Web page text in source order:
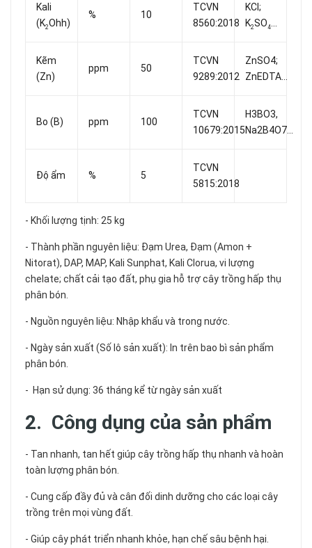
Kali
(K2Ohh)
% 10
TCVN
8560:2018
KCl;
K2SO4
Kẽm
(Zn)
ppm 50
TCVN
9289:2012
ZnSO4;
ZnEDTA...
Bo (B) ppm 100
TCVN
10679:2015
H3BO3,
Na2B4O7...
Độ ẩm % 5
TCVN
5815:2018
- Khối lượng tịnh: 25 kg
- Thành phần nguyên liệu: Đạm Urea, Đạm (Amon +
Nitorat), DAP, MAP, Kali Sunphat, Kali Clorua, vi lượng
chelate; chất cải tạo đất, phụ gia hỗ trợ cây trồng hấp thụ
phân bón.
- Nguồn nguyên liệu: Nhập khẩu và trong nước.
- Ngày sản xuất (Số lô sản xuất): In trên bao bì sản phẩm
phân bón.
- Hạn sử dụng: 36 tháng kể từ ngày sản xuất
2. Công dụng của sản phẩm
- Tan nhanh, tan hết giúp cây trồng hấp thụ nhanh và hoàn
toàn lượng phân bón.
- Cung cấp đầy đủ và cân đối dinh dưỡng cho các loại cây
trồng trên mọi vùng đất.
- Giúp cây phát triển nhanh khỏe, hạn chế sâu bệnh hại.